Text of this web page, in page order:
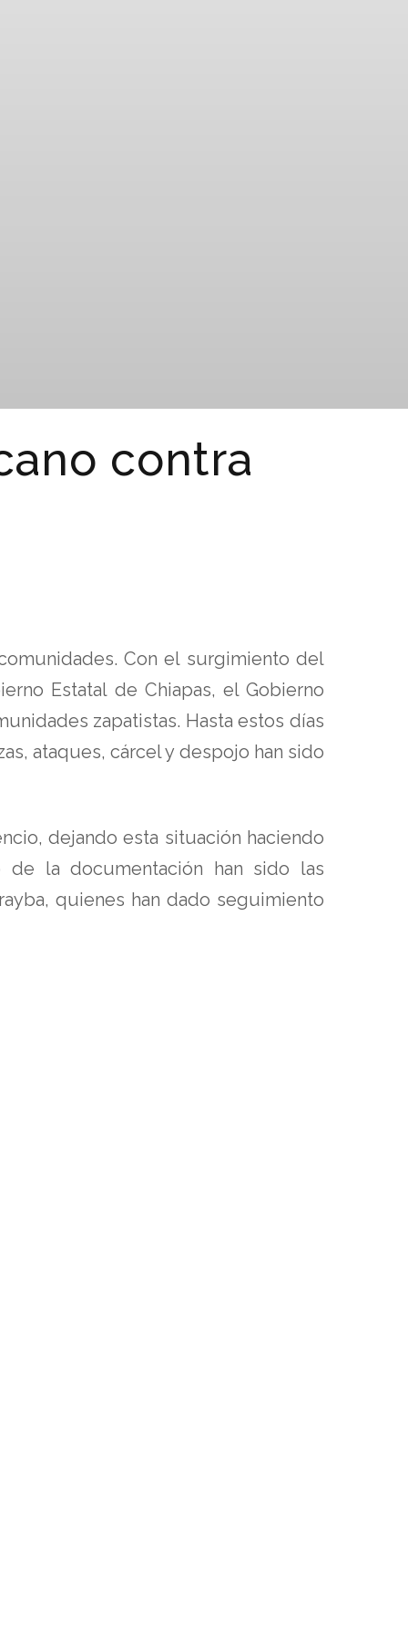
contra
Con el surgimiento del
Estatal de Chiapas, el Gobierno
zapatistas. Hasta estos días
ataques, cárcel y despojo han sido
dejando esta situación haciendo
la documentación han sido las
quienes han dado seguimiento